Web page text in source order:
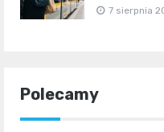
7 sierpnia
Polecamy